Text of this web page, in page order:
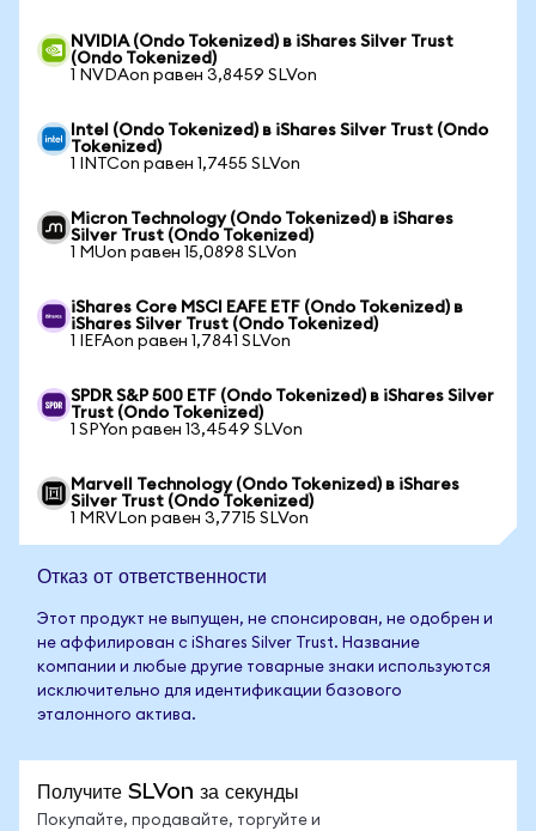
NVIDIA (Ondo Tokenized) в iShares Silver Trust
(Ondo Tokenized)
1 NVDAon равен 3,8459 SLVon
Intel (Ondo Tokenized) в iShares Silver Trust (Ondo
Tokenized)
1 INTCon равен 1,7455 SLVon
Micron Technology (Ondo Tokenized) в iShares
Silver Trust (Ondo Tokenized)
1 MUon равен 15,0898 SLVon
iShares Core MSCI EAFE ETF (Ondo Tokenized) в
iShares Silver Trust (Ondo Tokenized)
1 IEFAon равен 1,7841 SLVon
SPDR S&P 500 ETF (Ondo Tokenized) в iShares Silver
Trust (Ondo Tokenized)
1 SPYon равен 13,4549 SLVon
Marvell Technology (Ondo Tokenized) в iShares
Silver Trust (Ondo Tokenized)
1 MRVLon равен 3,7715 SLVon
Отказ от ответственности
Этот продукт не выпущен, не спонсирован, не одобрен и
не аффилирован с iShares Silver Trust. Название
компании и любые другие товарные знаки используются
исключительно для идентификации базового
эталонного актива.
Получите SLVon за секунды
Покупайте, продавайте, торгуйте и